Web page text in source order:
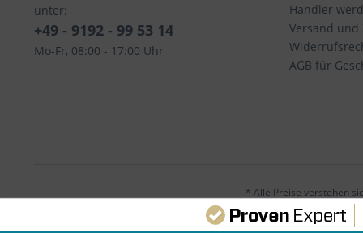
unter:
+49 - 9192 - 99 53 14
Mo-Fr, 08:00 - 17:00 Uhr
Händler
Versand und
AGB für
* Alle Preise verstehen